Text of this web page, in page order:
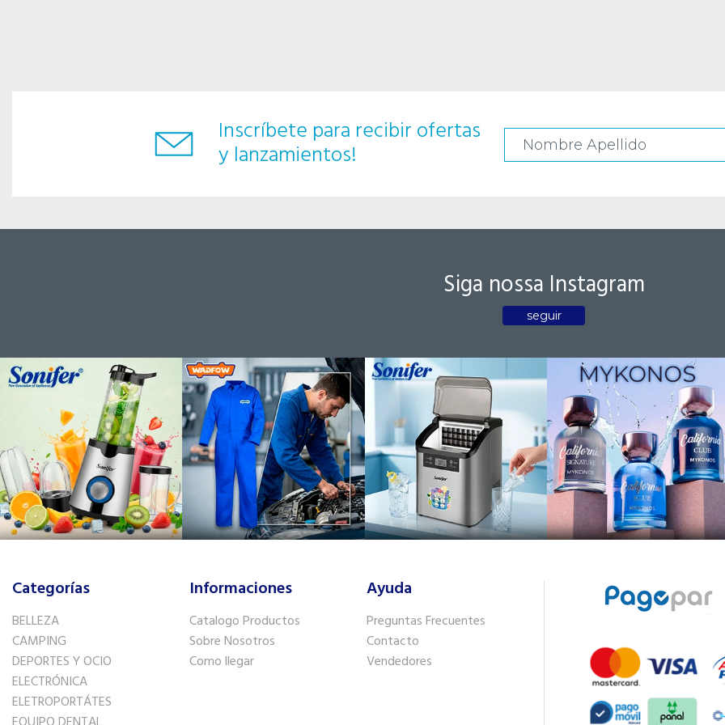
Inscríbete para recibir ofertas
y lanzamientos!
Siga nossa Instagram
seguir
Categorías
BELLEZA
CAMPING
DEPORTES Y OCIO
ELECTRÓNICA
ELETROPORTÁTES
Informaciones
Catalogo Productos
Sobre Nosotros
Como llegar
Ayuda
Preguntas Frecuentes
Contacto
Vendedores